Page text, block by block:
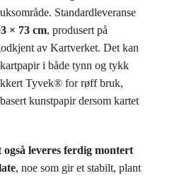
Standardleveranse
× 73 cm, produsert på
av Kartverket. Det kan
i både tynn og tykk
Tyvek® for røff bruk,
kunstpapir dersom kartet
leveres ferdig montert
, noe som gir et stabilt, plant